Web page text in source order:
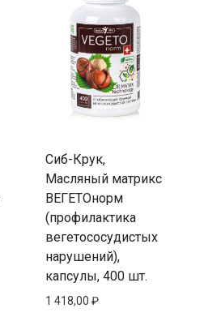
Сиб-Крук,
Масляный матрикc
ВЕГЕТОнорм
(профилактика
вегетососудистых
нарушений),
капсулы, 400 шт.
1 418,00 ₽